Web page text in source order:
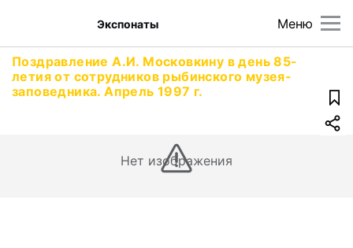
Меню
Экспонаты
Поздравление А.И. Московкину в день 85-
летия от сотрудников рыбинского музея-
заповедника. Апрель 1997 г.
Нет изображения